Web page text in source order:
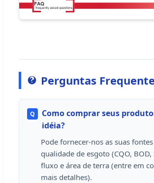
Perguntas
Q
Como comprar seus
idéia?
Pode fornecer-nos as suas
qualidade de esgoto (CQO, BOD,
fluxo e área de terra (entre em
mais detalhes).